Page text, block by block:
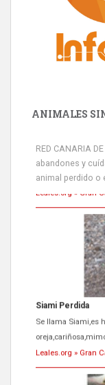
ANIMALES
RED CANARIA
abandones y
animal perdido o
Siami Perdida
Se llama Siami,es
Leales.org » Gran